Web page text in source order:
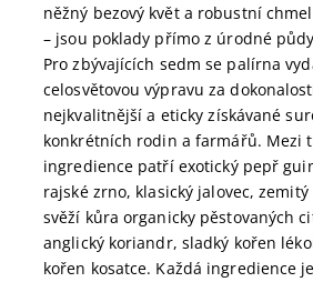
něžný bezový květ a robustní
– jsou poklady přímo z úrodné
Pro zbývajících sedm se palírna
celosvětovou výpravu za
nejkvalitnější a eticky získávané
konkrétních rodin a farmářů. Mezi
ingredience patří exotický pepř
rajské zrno, klasický jalovec,
svěží kůra organicky pěstovaných
anglický koriandr, sladký kořen
kořen kosatce. Každá ingredience